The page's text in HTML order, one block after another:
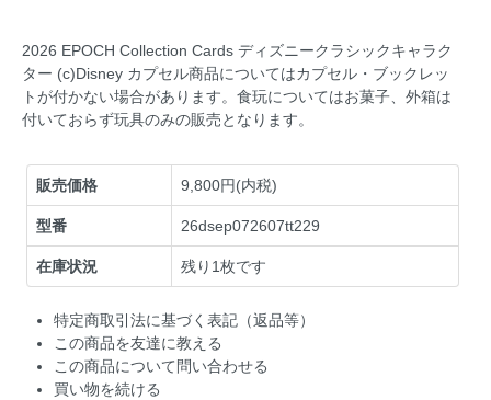
2026 EPOCH Collection Cards ディズニークラシックキャラク
ター (c)Disney カプセル商品についてはカプセル・ブックレッ
トが付かない場合があります。食玩についてはお菓子、外箱は
付いておらず玩具のみの販売となります。
販売価格 9,800円(内税)
型番 26dsep072607tt229
在庫状況 残り1枚です
特定商取引法に基づく表記（返品等）
この商品を友達に教える
この商品について問い合わせる
買い物を続ける